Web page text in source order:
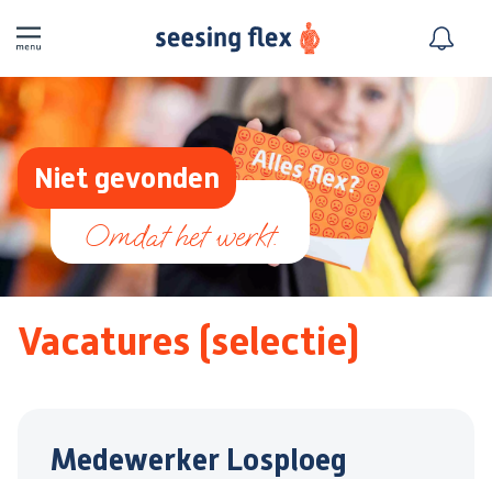
Niet gevonden
Vacatures (selectie)
Medewerker Losploeg